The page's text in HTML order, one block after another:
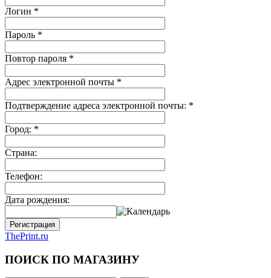
Логин *
Пароль *
Повтор пароля *
Адрес электронной почты *
Подтверждение адреса электронной почты: *
Город: *
Страна:
Телефон:
Дата рождения:
Регистрация
ThePrint.ru
ПОИСК ПО МАГАЗИНУ